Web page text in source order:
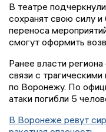
В театре
сохранят свою силу
переноса
смогут оформить
Ранее власти
связи с
по Воронежу. По
атаки погибли 5
В Воронеже ревут